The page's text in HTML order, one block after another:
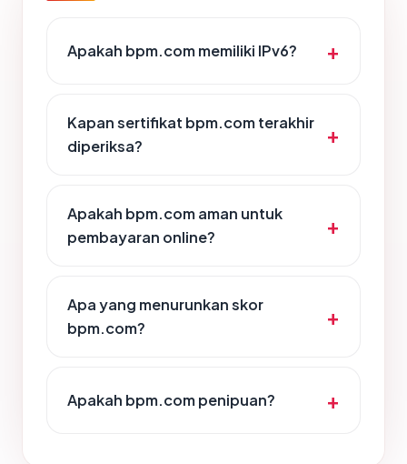
Apakah bpm.com memiliki IPv6?
Kapan sertifikat bpm.com terakhir
diperiksa?
Apakah bpm.com aman untuk
pembayaran online?
Apa yang menurunkan skor
bpm.com?
Apakah bpm.com penipuan?